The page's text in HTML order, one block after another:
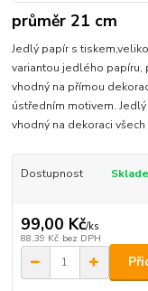
průměr 21 cm
Jedlý papír s
variantou jedlého papíru,
vhodný na přímou
ústředním motivem.
vhodný na dekoraci všech
Dostupnost
99,00 Kč/ks
88,39 Kč bez DPH